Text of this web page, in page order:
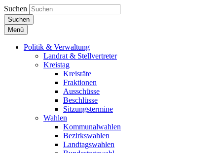
Suchen
Suchen
Menü
Politik & Verwaltung
Landrat & Stellvertreter
Kreistag
Kreisräte
Fraktionen
Ausschüsse
Beschlüsse
Sitzungstermine
Wahlen
Kommunalwahlen
Bezirkswahlen
Landtagswahlen